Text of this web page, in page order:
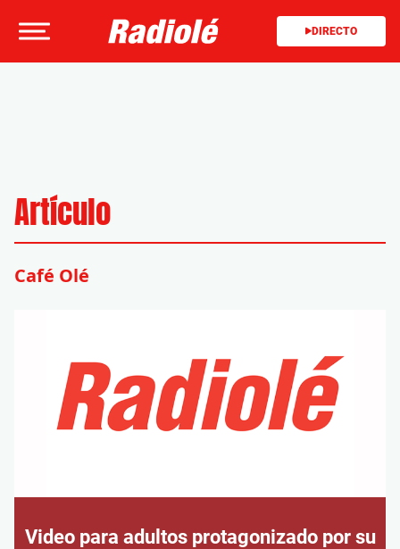
DIRECTO
Artículo
Café Olé
Video para adultos protagonizado por su